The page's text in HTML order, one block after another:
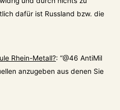
dafür ist Russland bzw. die
Rhein-Metall?: “@46 AntiMil
anzugeben aus denen Sie